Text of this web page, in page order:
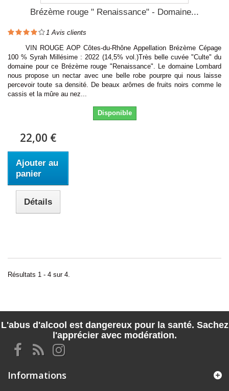
Brézème rouge " Renaissance" - Domaine...
1 Avis clients
VIN ROUGE AOP Côtes-du-Rhône Appellation Brézème Cépage
100 % Syrah Millésime : 2022 (14,5% vol.)Très belle cuvée "Culte" du
domaine pour ce Brézème rouge "Renaissance". Le domaine Lombard
nous propose un nectar avec une belle robe pourpre qui nous laisse
percevoir toute sa densité. De beaux arômes de fruits noirs comme le
cassis et la mûre au nez...
Disponible
22,00 €
Ajouter au
panier
Détails
Résultats 1 - 4 sur 4.
L'abus d'alcool est dangereux pour la santé. Sachez
l'apprécier avec modération.
Informations